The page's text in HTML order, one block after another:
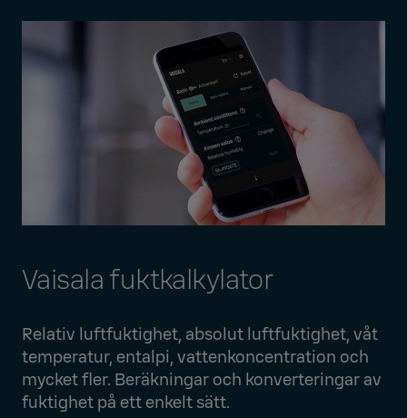
Vaisala fuktkalkylator
Relativ luftfuktighet, absolut luftfuktighet, våt
temperatur, entalpi, vattenkoncentration och
mycket fler. Beräkningar och konverteringar av
fuktighet på ett enkelt sätt.